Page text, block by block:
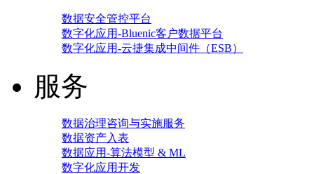
数据安全管控平台
数字化应用-Bluenic客户数据平台
数字化应用-云捷集成中间件（ESB）
服务
数据治理咨询与实施服务
数据资产入表
数据应用-算法模型 & ML
数字化应用开发